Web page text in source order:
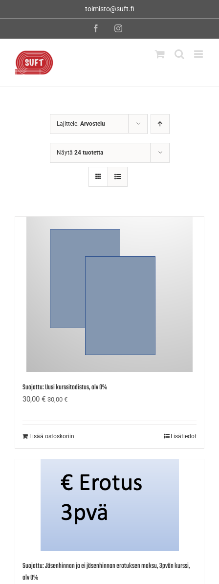
toimisto@suft.fi
FacebookInstagram
Lajittele: Arvostelu
Näytä 24 tuotetta
Suojattu: Uusi kurssitodistus, alv 0%
30,00 € 30,00 €
Lisää ostoskoriin Lisätiedot
Suojattu: Jäsenhinnan ja ei jäsenhinnan erotuksen maksu, 3pvän kurssi,
alv 0%